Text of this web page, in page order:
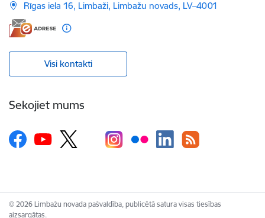
Rīgas iela 16, Limbaži, Limbažu novads, LV–4001
Visi kontakti
Sekojiet mums
© 2026 Limbažu novada pašvaldība, publicētā satura visas tiesības
aizsargātas.